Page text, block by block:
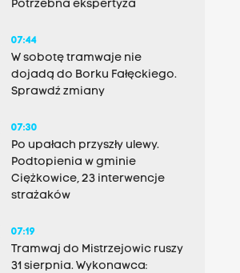
Potrzebna ekspertyza
07:44
W sobotę tramwaje nie
dojadą do Borku Fałęckiego.
Sprawdź zmiany
07:30
Po upałach przyszły ulewy.
Podtopienia w gminie
Ciężkowice, 23 interwencje
strażaków
07:19
Tramwaj do Mistrzejowic ruszy
31 sierpnia. Wykonawca: